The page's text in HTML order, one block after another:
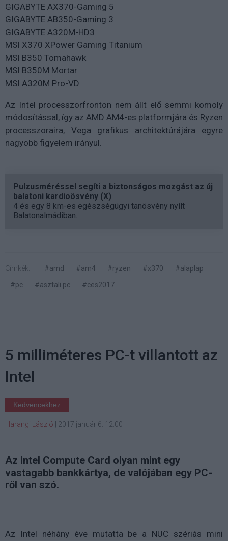
GIGABYTE AX370-Gaming 5
GIGABYTE AB350-Gaming 3
GIGABYTE A320M-HD3
MSI X370 XPower Gaming Titanium
MSI B350 Tomahawk
MSI B350M Mortar
MSI A320M Pro-VD
Az Intel processzorfronton nem állt elő semmi komoly
módosítással, így az AMD AM4-es platformjára és Ryzen
processzoraira, Vega grafikus architektúrájára egyre
nagyobb figyelem irányul.
Pulzusméréssel segíti a biztonságos mozgást az új
balatoni kardioösvény (X)
4 és egy 8 km-es egészségügyi tanösvény nyílt
Balatonalmádiban.
Címkék: #amd #am4 #ryzen #x370
#alaplap
#pc
#asztali pc #ces2017
5 milliméteres PC-t villantott az
Intel
Kedvencekhez
Harangi László 2017 január 6. 12:00
Az Intel Compute Card olyan mint egy
vastagabb bankkártya, de valójában egy PC-
ről van szó.
Az Intel néhány éve mutatta be a NUC szériás mini